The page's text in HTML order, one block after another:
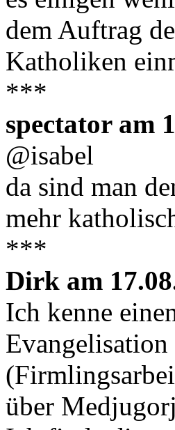
dem Auftrag
Katholiken
***
spectator am
@isabel
da sind man
mehr
***
Dirk am
Ich kenne
über